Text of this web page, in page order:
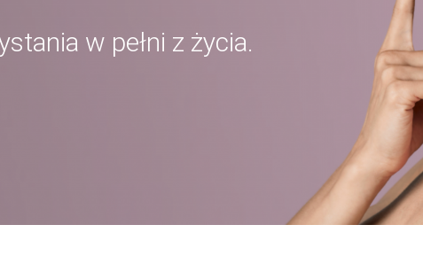
w pełni z życia.